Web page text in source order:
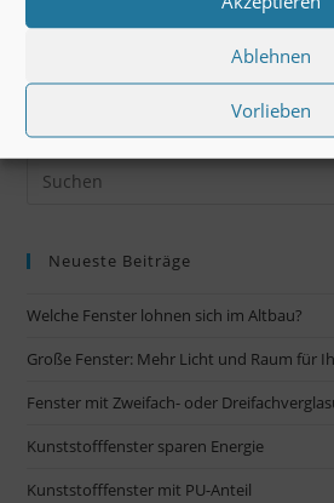
Ablehnen
Vorlieben
Einsatzmöglichkeiten
Von
Kunststofffenstern
Neueste Beiträge
Welche Fenster lohnen sich im Altbau?
Große Fenster: Mehr Licht und Raum für
Fenster mit Zweifach- oder
Kunststofffenster sparen Energie
Kunststofffenster mit PU-Anteil